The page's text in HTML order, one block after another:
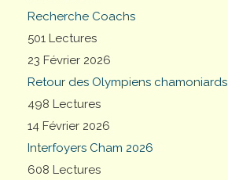
Recherche Coachs
501 Lectures
23 Février 2026
Retour des Olympiens chamoniards
498 Lectures
14 Février 2026
Interfoyers Cham 2026
608 Lectures